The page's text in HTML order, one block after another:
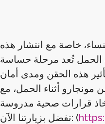
خاصة مع انتشار هذه
الحمل تُعد مرحلة حساسة
هذه الحقن ومدى أمان
أثناء الحمل، مع
تفضل بزيارتنا الآن: (